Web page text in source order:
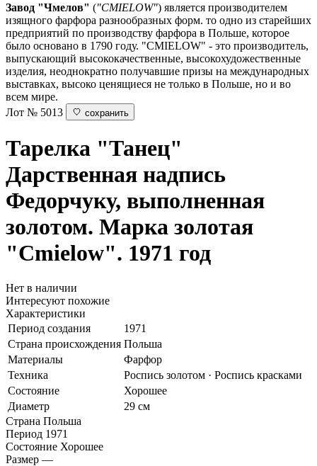
Завод "Чмелов" ("CMIELOW") является производителем
изящного фарфора разнообразных форм. то одно из старейших
предприятий по производству фарфора в Польше, которое
было основано в 1790 году. "CMIELOW" - это производитель,
выпускающий высококачественные, высокохудожественные
изделия, неоднократно получавшие призы на международных
выставках, высоко ценящиеся не только в Польше, но и во
всем мире.
Лот № 5013
сохранить
Тарелка "Танец"
Дарственная надпись
Федорчуку, выполненная
золотом. Марка золотая
"Cmielow". 1971 год
Нет в наличии
Интересуют похожие
Характеристики
Период создания
1971
Страна происхождения Польша
Материалы
Фарфор
Техника
Роспись золотом · Роспись красками
Состояние
Хорошее
Диаметр
29 см
Страна Польша
Период 1971
Состояние Хорошее
Размер —